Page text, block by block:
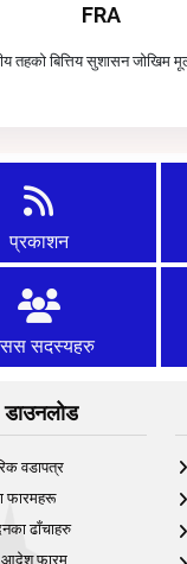
FRA
तहको बित्तिय सुशासन जोखिम
प्रकाशन
सदस्यहरु
डाउनलोड
वडापत्र
फारमहरू
ढाँचाहरु
आदेश फारम